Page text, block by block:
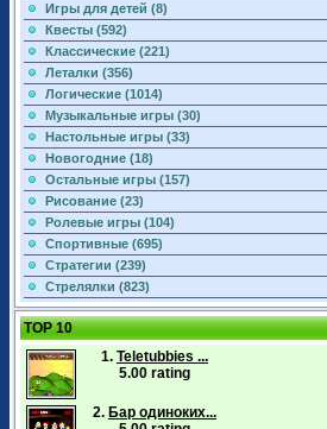
Игры для детей (8)
Квесты (592)
Классические (221)
Леталки (356)
Логические (1014)
Музыкальные игры (30)
Настольные игры (33)
Новогодние (18)
Остальные игры (157)
Рисование (23)
Ролевые игры (104)
Спортивные (695)
Стратегии (239)
Стрелялки (823)
TOP 10
1. Teletubbies ...
5.00 rating
2. Бар одиноких...